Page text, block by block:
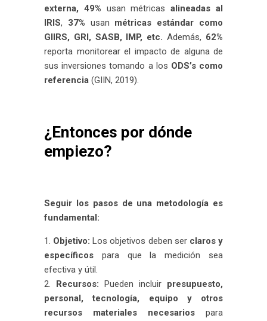
externa, 49% usan métricas alineadas al
IRIS, 37% usan métricas estándar como
GIIRS, GRI, SASB, IMP, etc. Además, 62%
reporta monitorear el impacto de alguna de
sus inversiones tomando a los ODS’s como
referencia (GIIN, 2019).
¿Entonces por dónde
empiezo?
Seguir los pasos de una metodología es
fundamental:
Objetivo: Los objetivos deben ser claros y
específicos para que la medición sea
efectiva y útil.
Recursos: Pueden incluir presupuesto,
personal, tecnología, equipo y otros
recursos materiales necesarios para